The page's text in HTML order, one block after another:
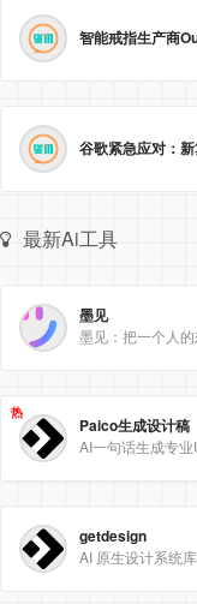
最新Ai工具
墨见
墨见：把一个人的
热
Paico生成设计稿
AI一句话生成专业
getdesign